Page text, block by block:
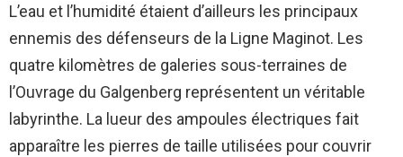
L’eau et l’humidité étaient d’ailleurs les principaux
ennemis des défenseurs de la Ligne Maginot. Les
quatre kilomètres de galeries sous-terraines de
l’Ouvrage du Galgenberg représentent un véritable
labyrinthe. La lueur des ampoules électriques fait
apparaître les pierres de taille utilisées pour couvrir